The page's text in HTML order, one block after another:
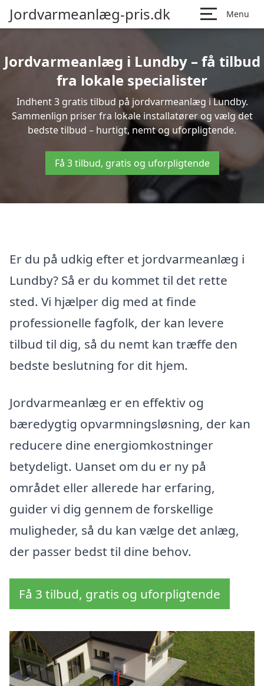
Jordvarmeanlæg-pris.dk Menu
Jordvarmeanlæg i Lundby – få tilbud
fra lokale specialister
Indhent 3 gratis tilbud på jordvarmeanlæg i Lundby.
Sammenlign priser fra lokale installatører og vælg det
bedste tilbud – hurtigt, nemt og uforpligtende.
Få 3 tilbud, gratis og uforpligtende
Er du på udkig efter et jordvarmeanlæg i
Lundby? Så er du kommet til det rette
sted. Vi hjælper dig med at finde
professionelle fagfolk, der kan levere
tilbud til dig, så du nemt kan træffe den
bedste beslutning for dit hjem.
Jordvarmeanlæg er en effektiv og
bæredygtig opvarmningsløsning, der kan
reducere dine energiomkostninger
betydeligt. Uanset om du er ny på
området eller allerede har erfaring,
guider vi dig gennem de forskellige
muligheder, så du kan vælge det anlæg,
der passer bedst til dine behov.
Få 3 tilbud, gratis og uforpligtende